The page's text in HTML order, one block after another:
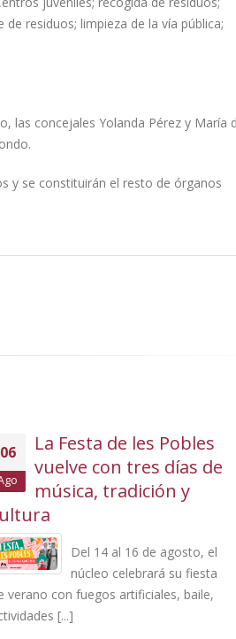
residuos; limpieza de la vía pública;
las concejales Yolanda Pérez y María
y se constituirán el resto de órganos
05
El Ayuntamiento
licitación el servicio
bar restaurante del
Casal d’Avis y Centro
Polivalente de Miami
La concesión es por un
período de 3 años,
prorrogable un año más, con un